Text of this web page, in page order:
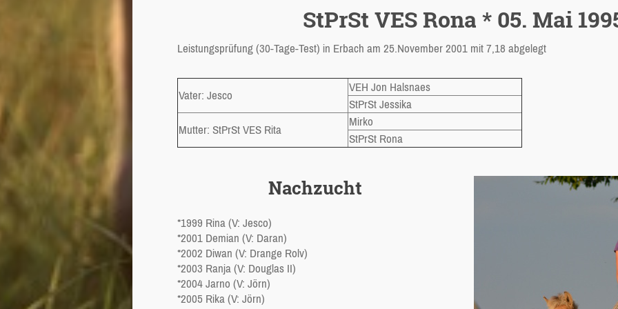
StPrSt VES Rona * 05. Mai
Leistungsprüfung (30-Tage-Test) in Erbach am 25.November 2001 mit 7,18 abgelegt
Vater: Jesco
VEH Jon Halsnaes
StPrSt Jessika
Mutter: StPrSt VES Rita
Mirko
StPrSt Rona
Nachzucht
*1999 Rina (V: Jesco)
*2001 Demian (V: Daran)
*2002 Diwan (V: Drange Rolv)
*2003 Ranja (V: Douglas II)
*2004 Jarno (V: Jörn)
*2005 Rika (V: Jörn)